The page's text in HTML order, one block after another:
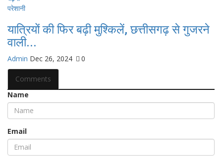
यात्रियों की फिर बढ़ी मुश्किलें, छत्तीसगढ़ से गुजरने
वाली...
Admin Dec 26, 2024 0
Comments
Name
Email